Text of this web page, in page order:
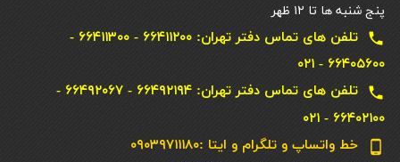
پنج شنبه ها تا ۱۲ ظهر
local_phone
تلفن های تماس دفتر تهران: ۶۶۴۱۱۲۰۰ - ۶۶۴۱۱۳۰۰ -
۶۶۴۰۵۶۰۰ - ۰۲۱
local_phone
تلفن های تماس دفتر تهران: ۶۶۴۹۲۱۹۴ - ۶۶۴۹۲۰۶۷ -
۶۶۴۰۲۱۰۰ - ۰۲۱
phone_android خط واتساپ و تلگرام و ایتا :۰۹۰۳۹۷۱۱۱۸۰